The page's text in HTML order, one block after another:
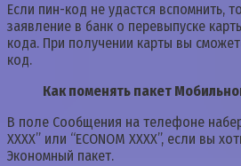
Если пин-код не удастся вспомнить,
заявление в банк о перевыпуске
кода. При получении карты вы
код.
Как поменять пакет
В поле Сообщения на телефоне
ХХХХ” или “ECONOM XXXX”, если вы
Экономный пакет.